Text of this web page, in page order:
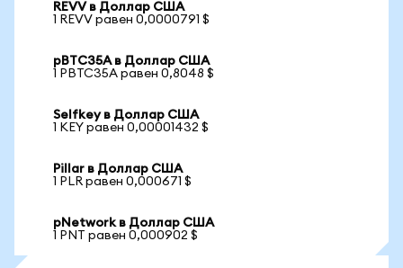
REVV в Доллар США
1 REVV равен 0,0000791 $
pBTC35A в Доллар США
1 PBTC35A равен 0,8048 $
Selfkey в Доллар США
1 KEY равен 0,00001432 $
Pillar в Доллар США
1 PLR равен 0,000671 $
pNetwork в Доллар США
1 PNT равен 0,000902 $